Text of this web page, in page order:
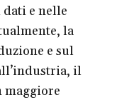
e nelle
la
e sul
il
maggiore